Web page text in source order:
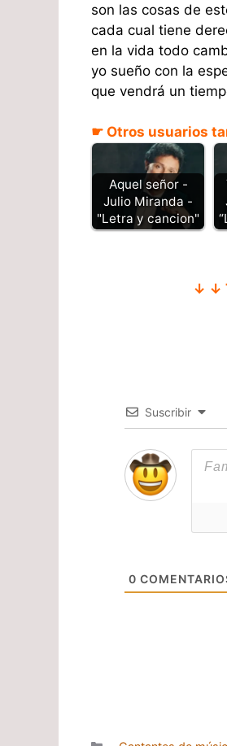
son las cosas de
cada cual tiene
en la vida todo
yo sueño con la
que vendrá un
☛ Otros usuarios
Aquel señor -
Julio Miranda -
"Letra y cancion"
↓ ↓
Suscribir
0